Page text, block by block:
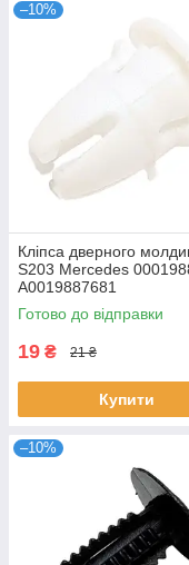
–10%
Кліпса дверного
S203 Mercedes
A0019887681
Готово до відправки
19 ₴ 21 ₴
Купити
–10%